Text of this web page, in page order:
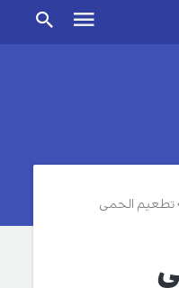
تطعيم الحمى